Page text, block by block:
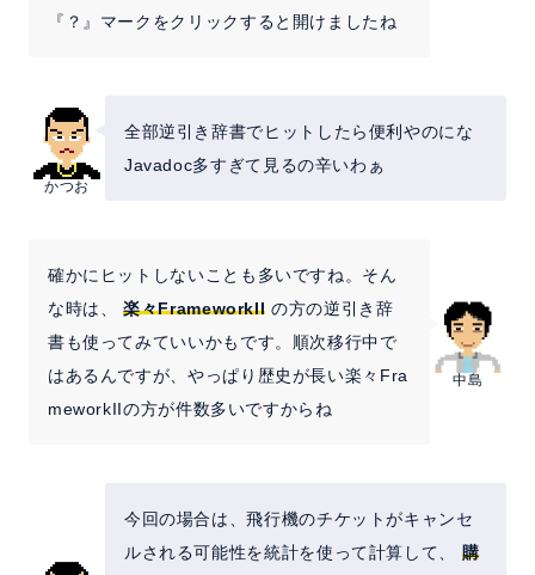
『？』マークをクリックすると開けましたね
かつお
全部逆引き辞書でヒットしたら便利やのにな
Javadoc多すぎて見るの辛いわぁ
中島
確かにヒットしないことも多いですね。そん
な時は、楽々FrameworkII の方の逆引き辞
書も使ってみていいかもです。順次移行中で
はあるんですが、やっぱり歴史が長い楽々Fra
meworkIIの方が件数多いですからね
今回の場合は、飛行機のチケットがキャンセ
ルされる可能性を統計を使って計算して、 購